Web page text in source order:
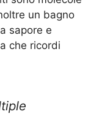
un bagno
sapore e
che ricordi